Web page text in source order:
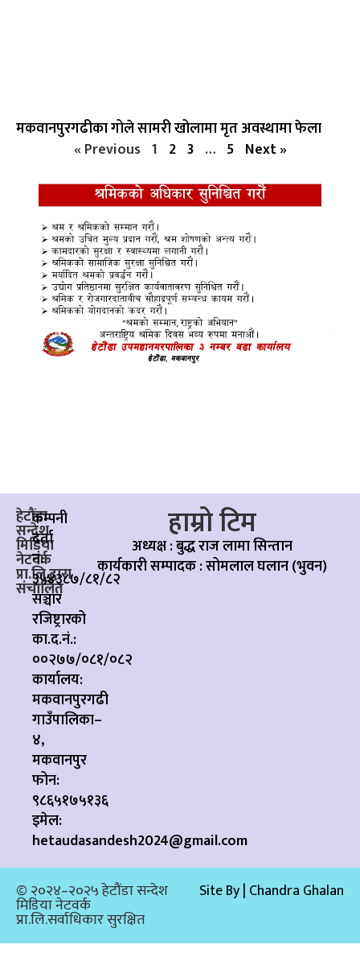
मकवानपुरगढीका गोले सामरी खोलामा मृत अवस्थामा फेला
« Previous 1 2 3 … 5 Next »
हेटौंडा
सन्देश
मिडिया
नेटवर्क
प्रा.लि.द्वारा
संचालित
कम्पनी
दर्ता
नं:
३५४३८७/८१/८२
सञ्चार
रजिष्ट्रारको
का.द.नं.:
००२७७/०८१/०८२
कार्यालय:
मकवानपुरगढी
गाउँपालिका–
४,
मकवानपुर
फोन:
९८६५१७५१३६
इमेल:
hetaudasandesh2024@gmail.com
हाम्रो टिम
अध्यक्ष : बुद्ध राज लामा सिन्तान
कार्यकारी सम्पादक :सोमलाल घलान (भुवन)
© २०२४–२०२५ हेटौंडा सन्देश
मिडिया नेटवर्क
प्रा.लि.सर्वाधिकार सुरक्षित​
Site By | Chandra Ghalan